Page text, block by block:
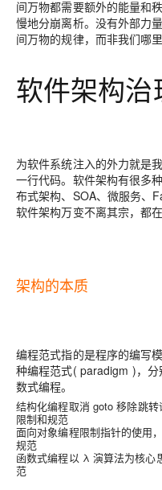
间万物都需要额外的能量和
慢地分崩离析。没有外部力
间万物的规律，而非我们哪里
软件架构
为软件系统注入的外力就是
一行代码。软件架构有很多
布式架构、SOA、微服务、
软件架构万变不离其宗，都
架构的本质
编程范式指的是程序的编写
种编程范式( paradigm )，分
数式编程。
结构化编程取消 goto 移除跳
限制和规范
面向对象编程限制指针的使用
规范
函数式编程以 λ 演算法为核心
范